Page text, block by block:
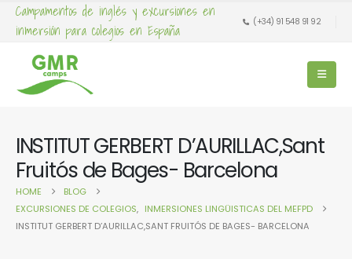
Campamentos de inglés y excursiones en
inmersión para colegios en España
(+34) 91 548 91 92
INSTITUT GERBERT D’AURILLAC,Sant
Fruitós de Bages- Barcelona
HOME
BLOG
EXCURSIONES DE COLEGIOS, INMERSIONES LINGÜISTICAS DEL MEFPD
INSTITUT GERBERT D’AURILLAC,SANT FRUITÓS DE BAGES- BARCELONA